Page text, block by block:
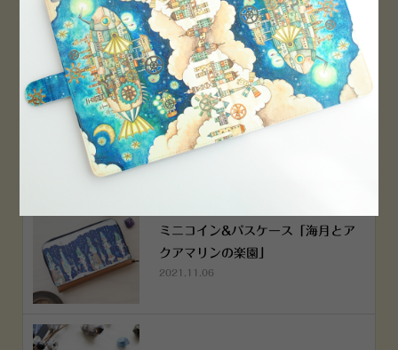
2022.12.05
空想街雑貨店《吉祥寺本店》４月２
５日OPEN!
2022.03.29
ミニコイン&パスケース「海月とア
クアマリンの楽園」
2021.11.06